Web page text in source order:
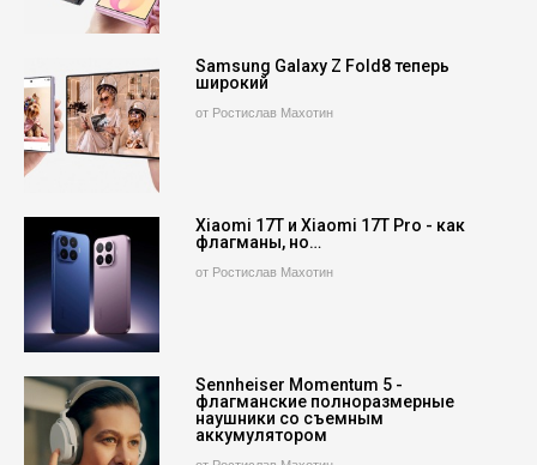
Samsung Galaxy Z Fold8 теперь
широкий
от Ростислав Махотин
Xiaomi 17T и Xiaomi 17T Pro - как
флагманы, но…
от Ростислав Махотин
Sennheiser Momentum 5 -
флагманские полноразмерные
наушники со съемным
аккумулятором